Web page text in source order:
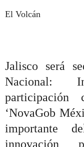
El Volcán
Jalisco será
Nacional:
participación
‘NovaGob
importante
innovación